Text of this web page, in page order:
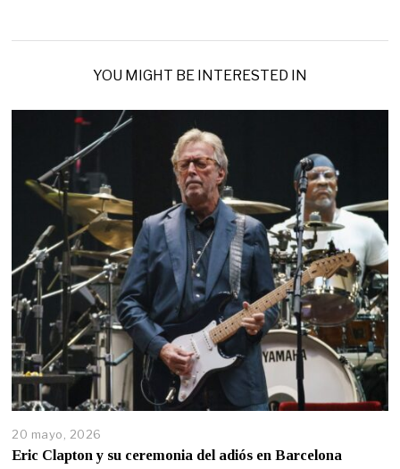
YOU MIGHT BE INTERESTED IN
20 mayo, 2026
Eric Clapton y su ceremonia del adiós en Barcelona